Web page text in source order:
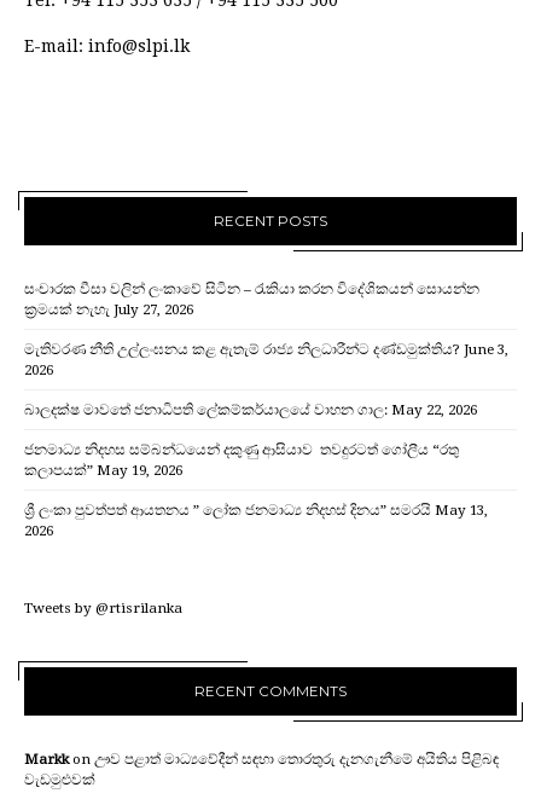
E-mail: info@slpi.lk
RECENT POSTS
සංචාරක වීසා වලින් ලංකාවේ සිටින – රැකියා කරන විදේශිකයන් සොයන්න
ක්‍රමයක් නැහැ July 27, 2026
මැතිවරණ නීති උල්ලංඝනය කළ ඇතැම් රාජ්‍ය නිලධාරීන්ට දණ්ඩමුක්තිය? June 3,
2026
බාලදක්ෂ මාවතේ ජනාධිපති ලේකම්කර්යාලයේ වාහන ගාල: May 22, 2026
ජනමාධ්‍ය නිදහස සම්බන්ධයෙන් දකුණු ආසියාව තවදුරටත් ගෝලීය “රතු
කලාපයක්” May 19, 2026
ශ්‍රී ලංකා පුවත්පත් ආයතනය ” ලෝක ජනමාධ්‍ය නිදහස් දිනය” සමරයි May 13,
2026
Tweets by @rtisrilanka
RECENT COMMENTS
Markkon ඌව පළාත් මාධ්‍යවේදීන් සඳහා තොරතුරු දැනගැනීමේ අයිතිය පිළිබඳ
වැඩමුළුවක්